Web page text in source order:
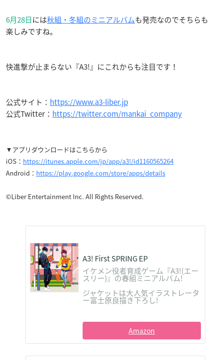
6月28日には秋組・冬組のミニアルバムも発売なのでそちらも
楽しみですね。
快進撃が止まらない『A3!』にこれからも注目です！
公式サイト： https://www.a3-liber.jp
公式Twitter： https://twitter.com/mankai_company
▼アプリダウンロードはこちらから
iOS： https://itunes.apple.com/jp/app/a3!/id1160565264
Android： https://play.google.com/store/apps/details
©Liber Entertainment Inc. All Rights Reserved.
A3! First SPRING EP
イケメン役者育成ゲーム『A3!(エー
スリー)』の春組ミニアルバム!
ジャケットは大人気イラストレータ
ー冨士原良描き下ろし!
Amazon